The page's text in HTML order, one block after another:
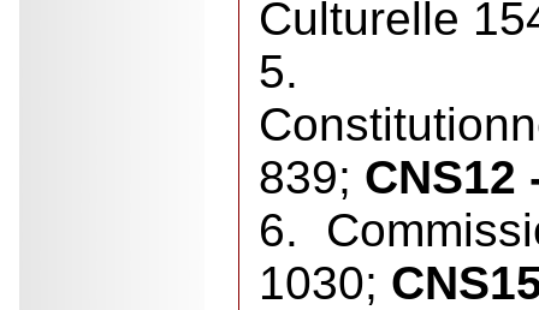
Culturelle
5.
839; CNS12
6.
1030;